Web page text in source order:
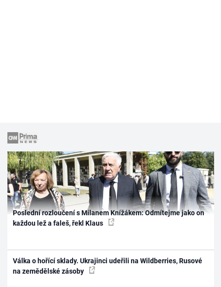
Poslední rozloučení s Milanem Knížákem: Odmítejme jako on
každou lež a faleš, řekl Klaus
Válka o hořící sklady. Ukrajinci udeřili na Wildberries, Rusové
na zemědělské zásoby